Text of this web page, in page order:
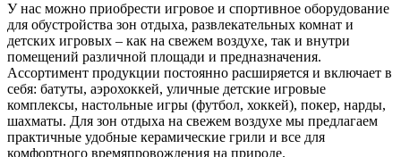
У нас можно приобрести игровое и спортивное оборудование
для обустройства зон отдыха, развлекательных комнат и
детских игровых – как на свежем воздухе, так и внутри
помещений различной площади и предназначения.
Ассортимент продукции постоянно расширяется и включает в
себя: батуты, аэрохоккей, уличные детские игровые
комплексы, настольные игры (футбол, хоккей), покер, нарды,
шахматы. Для зон отдыха на свежем воздухе мы предлагаем
практичные удобные керамические грили и все для
комфортного времяпровождения на природе.